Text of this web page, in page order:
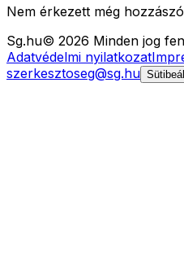
Nem érkezett még
Sg.hu© 2026 Minden jog
Adatvédelmi nyilatkozat
szerkesztoseg@sg.hu